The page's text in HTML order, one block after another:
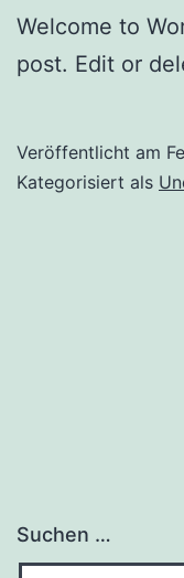
Welcome to
post. Edit or
Veröffentlicht am
Kategorisiert als
Suchen …